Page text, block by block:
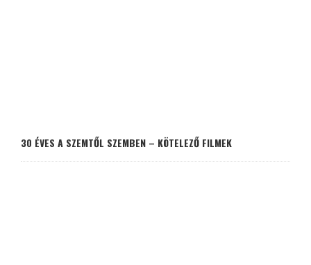
30 ÉVES A SZEMTŐL SZEMBEN – KÖTELEZŐ FILMEK